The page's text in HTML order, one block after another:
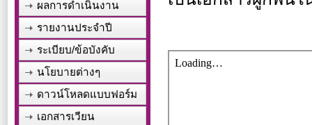
ผลการดำเนินงาน
รายงานประจำปี
ระเบียบ/ข้อบังคับ
นโยบายต่างๆ
ดาวน์โหลดแบบฟอร์ม
เอกสารเวียน